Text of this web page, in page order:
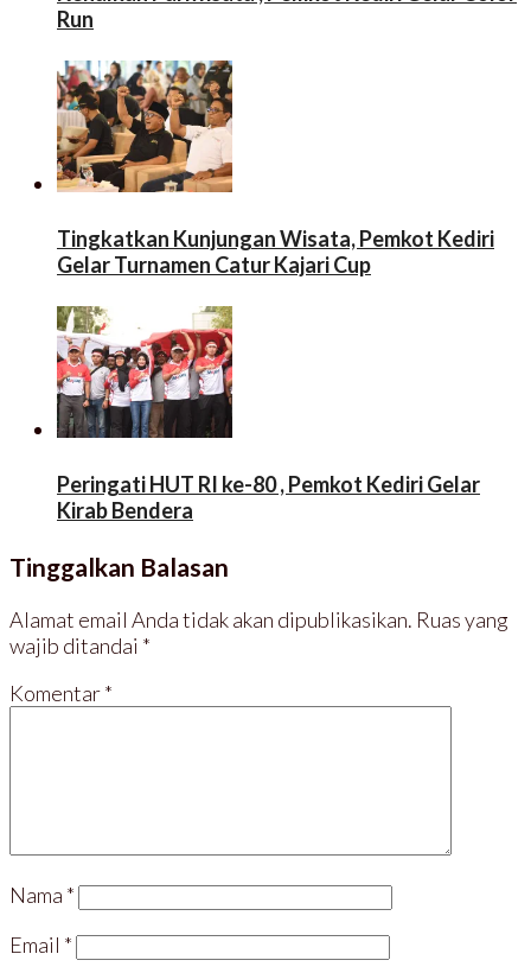
Run
Tingkatkan Kunjungan Wisata, Pemkot Kediri
Gelar Turnamen Catur Kajari Cup
Peringati HUT RI ke-80 , Pemkot Kediri Gelar
Kirab Bendera
Tinggalkan Balasan
Alamat email Anda tidak akan dipublikasikan. Ruas yang
wajib ditandai *
Komentar*
Nama *
Email *